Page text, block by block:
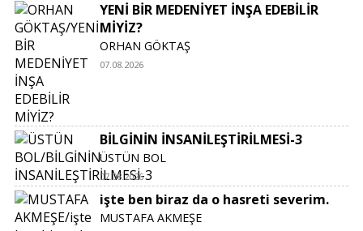
YENİ BİR MEDENİYET İNŞA EDEBİLİR
MİYİZ?
ORHAN GÖKTAŞ
07.08.2026
BİLGİNİN İNSANİLEŞTİRİLMESİ-3
ÜSTÜN BOL
07.08.2026
işte ben biraz da o hasreti severim.
MUSTAFA AKMEŞE